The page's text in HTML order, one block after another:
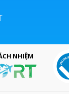
NHIỆM